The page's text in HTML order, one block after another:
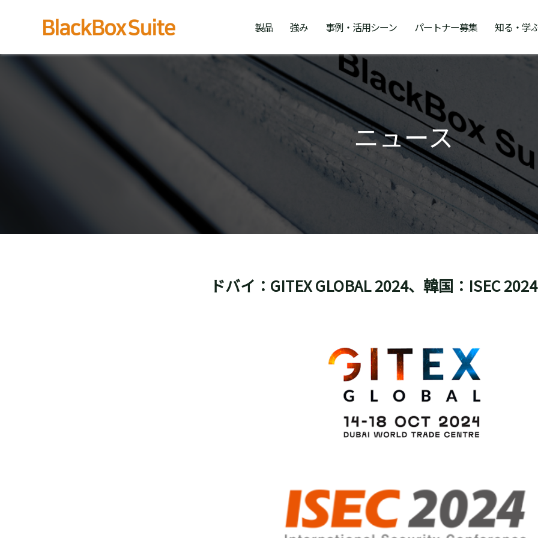
ス
製品 強み 事例・活用シーン パートナー募集 知る・学
ニュース
ドバイ：GITEX GLOBAL 2024、韓国：ISEC